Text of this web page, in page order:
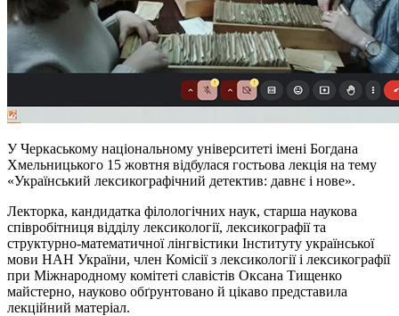
У Черкаському національному університеті імені Богдана
Хмельницького 15 жовтня відбулася гостьова лекція на тему
«Український лексикографічний детектив: давнє і нове».
Лекторка, кандидатка філологічних наук, старша наукова
співробітниця відділу лексикології, лексикографії та
структурно-математичної лінгвістики Інституту української
мови НАН України, член Комісії з лексикологіїі лексикографії
при Міжнародному комітеті славістів Оксана Тищенко
майстерно, науково обґрунтовано й цікаво представила
лекційний матеріал.